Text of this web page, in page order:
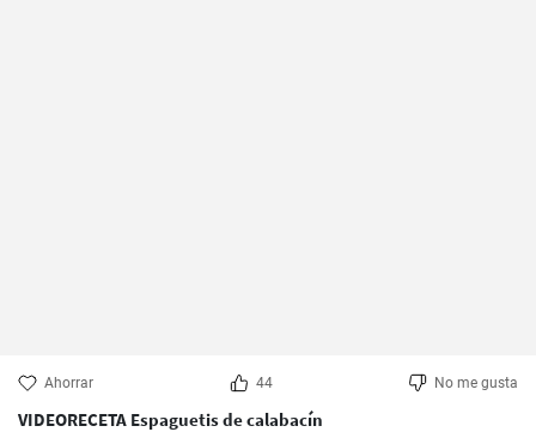
Ahorrar 44 No me gusta
VIDEORECETA Espaguetis de calabacín